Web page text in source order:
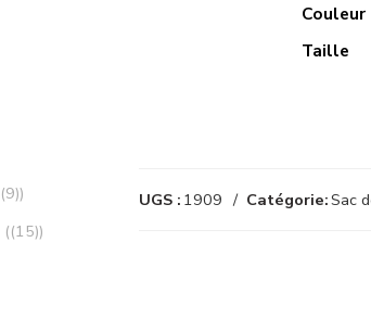
Couleur
Taille
UGS : 1909 Catégorie:Sac
(9)
(15)